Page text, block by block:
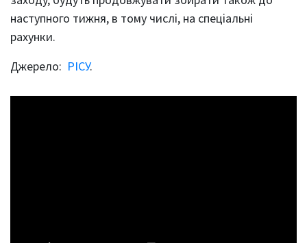
наступного тижня, в тому числі, на спеціальні
рахунки.
Джерело: РІСУ.